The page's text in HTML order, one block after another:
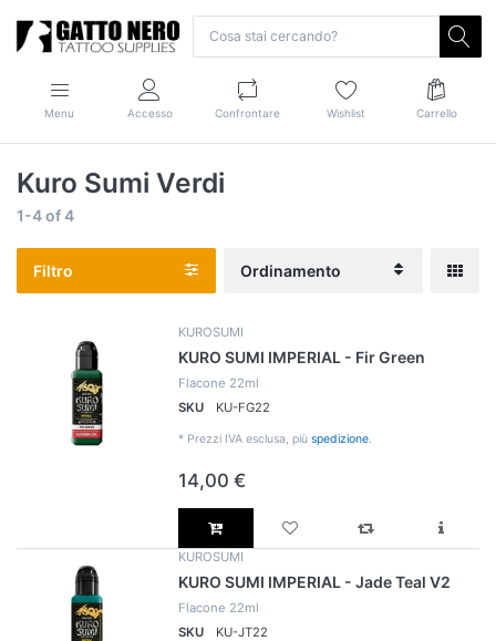
Menu Accesso Confrontare Wishlist Carrello
Kuro Sumi Verdi
1-4of4
Filtro Ordinamento
KUROSUMI
KURO SUMI IMPERIAL - Fir Green
Flacone 22ml
SKU
KU-FG22
* Prezzi IVA esclusa, più spedizione.
14,00 €
KUROSUMI
KURO SUMI IMPERIAL - Jade Teal V2
Flacone 22ml
SKU
KU-JT22